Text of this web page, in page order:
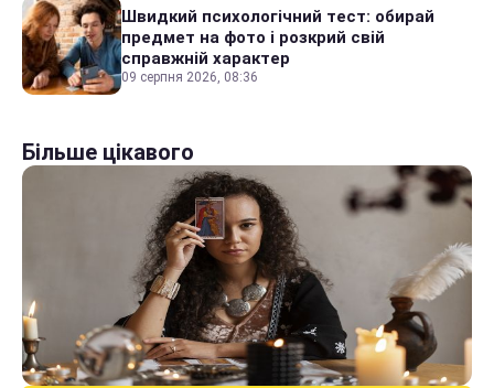
Швидкий психологічний тест: обирай
предмет на фото і розкрий свій
справжній характер
09 серпня 2026, 08:36
Більше цікавого